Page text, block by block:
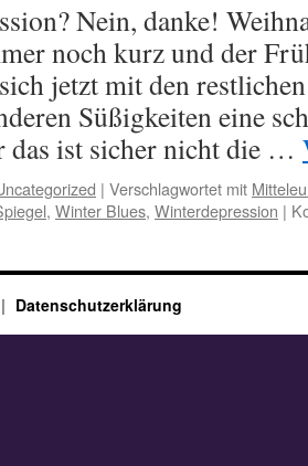
Nein, danke!
noch kurz und der
jetzt mit den
Süßigkeiten eine
das ist sicher nicht die …
| Verschlagwortet mit
, Winter Blues, Winterdepression |
Datenschutzerklärung